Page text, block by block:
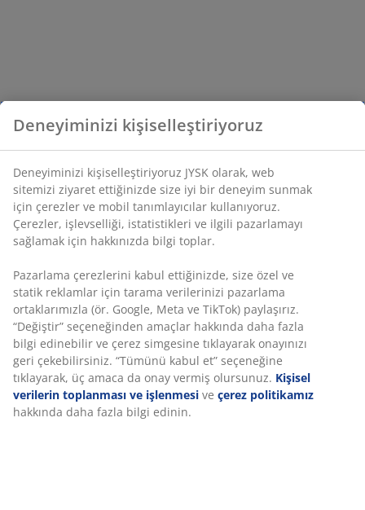
Deneyiminizi kişiselleştiriyoruz
Deneyiminizi kişiselleştiriyoruz JYSK olarak, web
sitemizi ziyaret ettiğinizde size iyi bir deneyim sunmak
için çerezler ve mobil tanımlayıcılar kullanıyoruz.
Çerezler, işlevselliği, istatistikleri ve ilgili pazarlamayı
sağlamak için hakkınızda bilgi toplar.
Pazarlama çerezlerini kabul ettiğinizde, size özel ve
statik reklamlar için tarama verilerinizi pazarlama
ortaklarımızla (ör. Google, Meta ve TikTok) paylaşırız.
“Değiştir” seçeneğinden amaçlar hakkında daha fazla
bilgi edinebilir ve çerez simgesine tıklayarak onayınızı
geri çekebilirsiniz. “Tümünü kabul et” seçeneğine
tıklayarak, üç amaca da onay vermiş olursunuz. Kişisel
verilerin toplanması ve işlenmesi ve çerez politikamız
hakkında daha fazla bilgi edinin.